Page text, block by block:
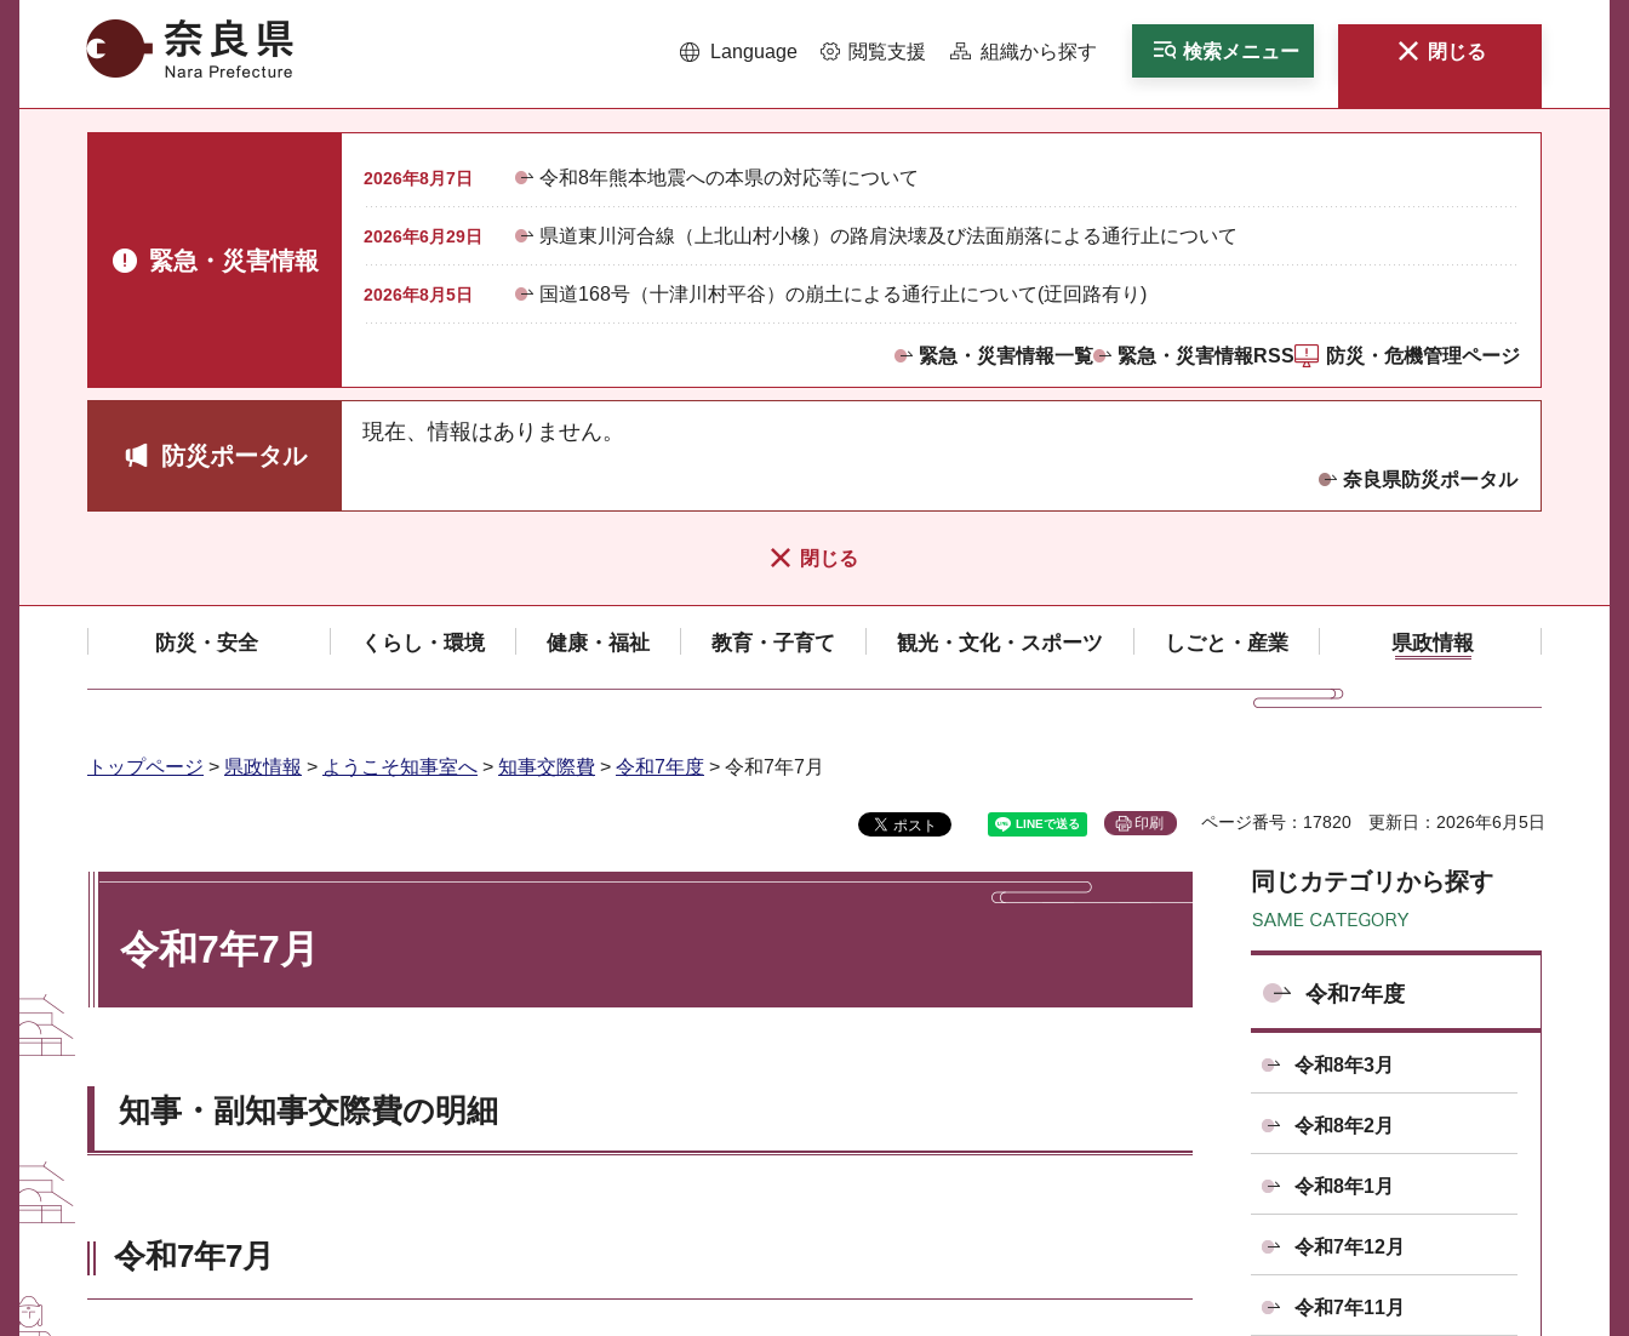
奈良県 Language 閲覧支援 組織から探す 検索メニュー 閉じる
緊急・災害情報
2026年8月7日 令和8年熊本地震への本県の対応等について
2026年6月29日 県道東川河合線（上北山村小橡）の路肩決壊及び法面崩落による通行止について
2026年8月5日 国道168号（十津川村平谷）の崩土による通行止について(迂回路有り)
緊急・災害情報一覧 緊急・災害情報RSS 防災・危機管理ページ
防災ポータル
現在、情報はありません。
奈良県防災ポータル
閉じる
防災・安全 くらし・環境 健康・福祉 教育・子育て 観光・文化・スポーツ しごと・産業 県政情報
トップページ > 県政情報 > ようこそ知事室へ > 知事交際費 > 令和7年度 > 令和7年7月
印刷 ページ番号：17820 更新日：2026年6月5日
令和7年7月
知事・副知事交際費の明細
令和7年7月
同じカテゴリから探す
令和7年度
令和8年3月
令和8年2月
令和8年1月
令和7年12月
令和7年11月